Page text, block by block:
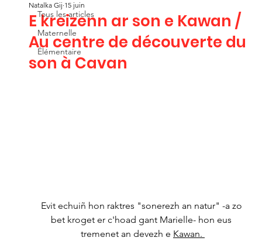
Tous les articles
Maternelle
Élémentaire
E kreizenn ar son e Kawan /
Au centre de découverte du
son à Cavan
Natalka Gij 15 juin
Evit echuiñ hon raktres "sonerezh an natur" -a zo
bet kroget er c'hoad gant Marielle- hon eus
tremenet an devezh e Kawan.